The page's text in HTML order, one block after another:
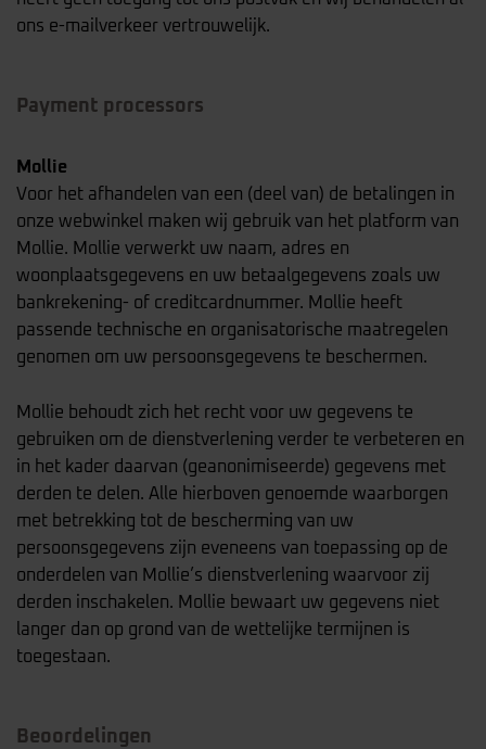
ons e-mailverkeer vertrouwelijk.
Payment processors
Mollie
Voor het afhandelen van een (deel van) de betalingen in
onze webwinkel maken wij gebruik van het platform van
Mollie. Mollie verwerkt uw naam, adres en
woonplaatsgegevens en uw betaalgegevens zoals uw
bankrekening- of creditcardnummer. Mollie heeft
passende technische en organisatorische maatregelen
genomen om uw persoonsgegevens te beschermen.
Mollie behoudt zich het recht voor uw gegevens te
gebruiken om de dienstverlening verder te verbeteren en
in het kader daarvan (geanonimiseerde) gegevens met
derden te delen. Alle hierboven genoemde waarborgen
met betrekking tot de bescherming van uw
persoonsgegevens zijn eveneens van toepassing op de
onderdelen van Mollie’s dienstverlening waarvoor zij
derden inschakelen. Mollie bewaart uw gegevens niet
langer dan op grond van de wettelijke termijnen is
toegestaan.
Beoordelingen